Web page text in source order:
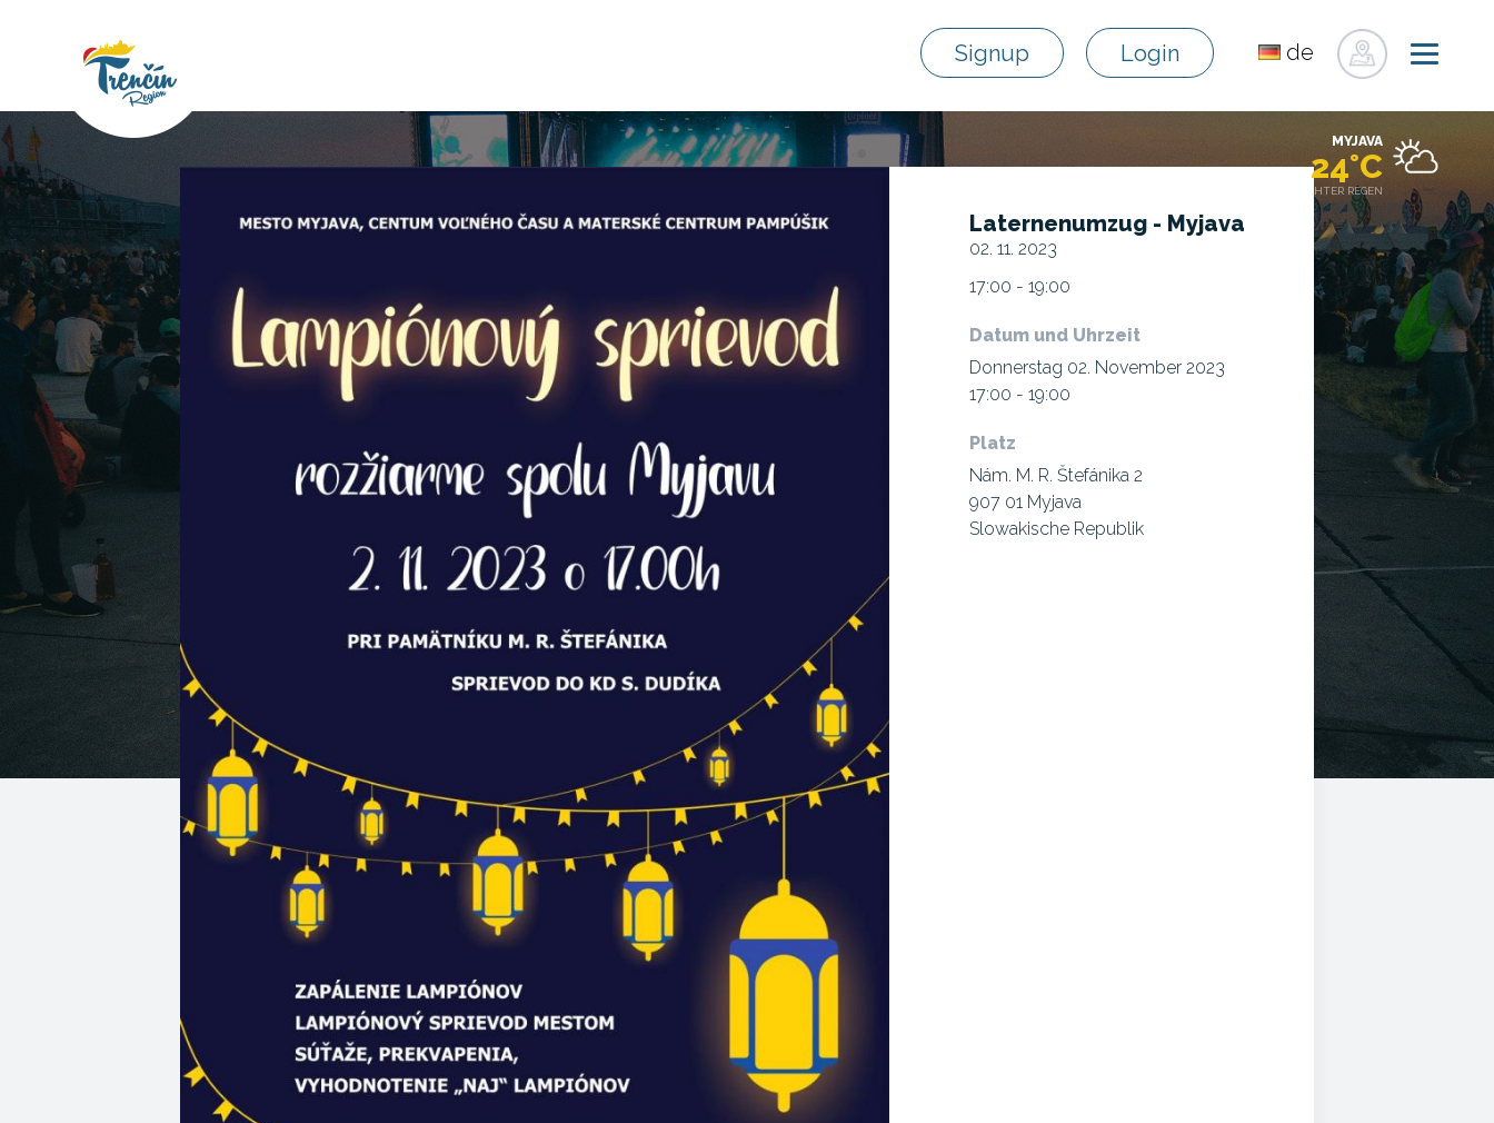
Signup Login
de
MYJAVA
24°C
LEICHTER REGEN
Laternenumzug - Myjava
02. 11. 2023
17:00 - 19:00
Datum und Uhrzeit
Donnerstag 02. November 2023
17:00 - 19:00
Platz
Nám. M. R. Štefánika 2
907 01 Myjava
Slowakische Republik